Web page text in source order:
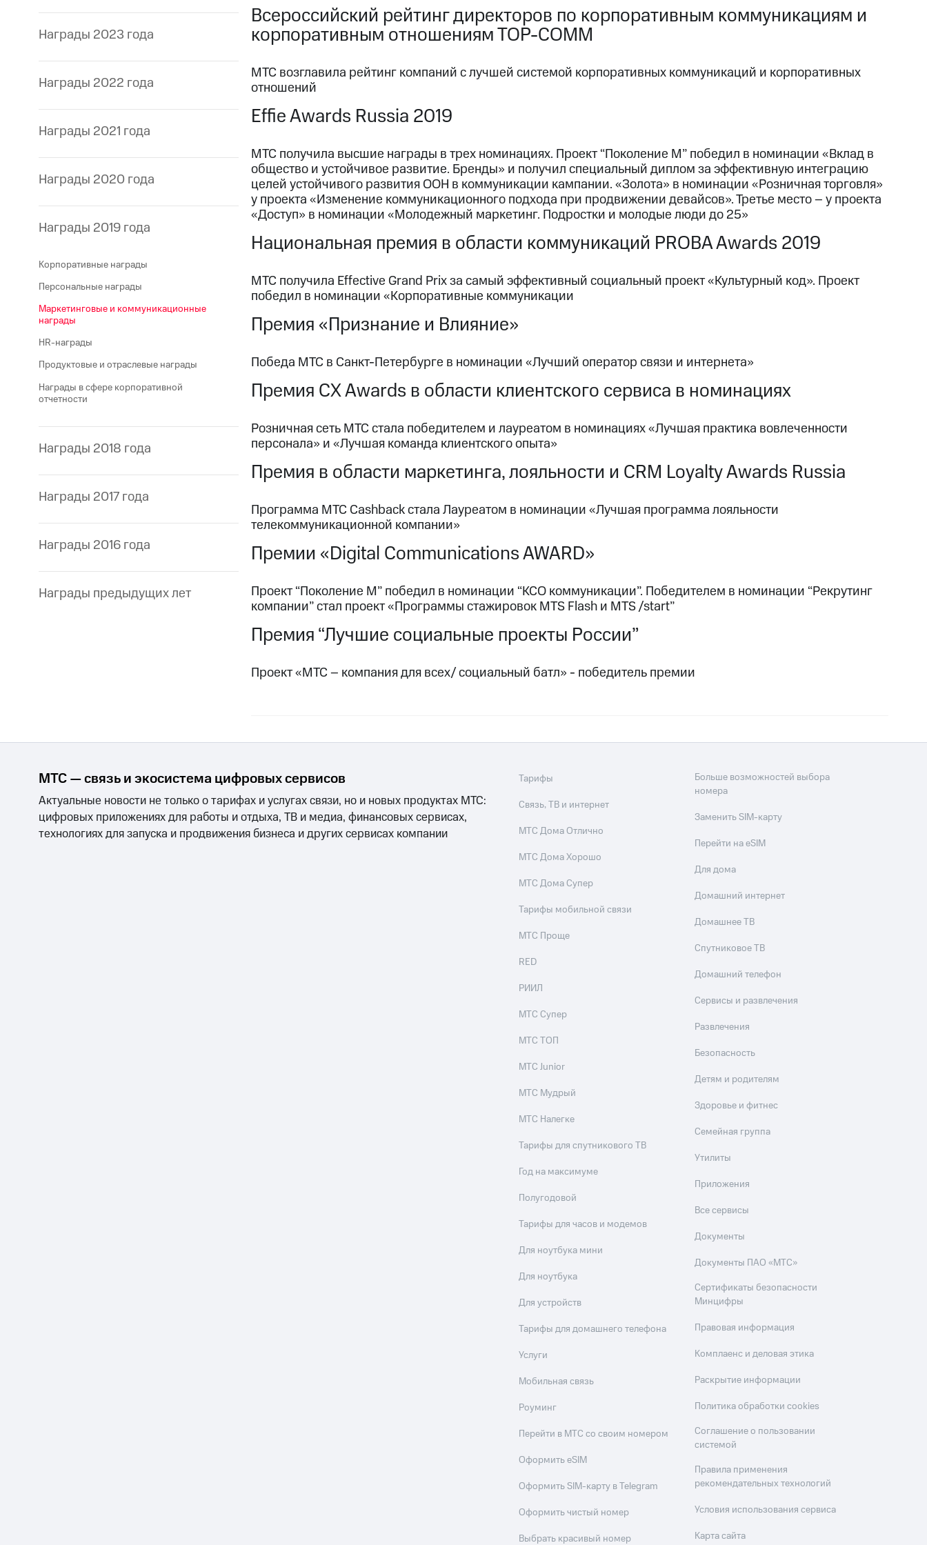
Награды 2023 года
Награды 2022 года
Награды 2021 года
Награды 2020 года
Награды 2019 года
Корпоративные награды
Персональные награды
Маркетинговые и коммуникационные
награды
HR-награды
Продуктовые и отраслевые награды
Награды в сфере корпоративной
отчетности
Награды 2018 года
Награды 2017 года
Награды 2016 года
Награды предыдущих лет
Всероссийский рейтинг директоров по корпоративным коммуникациям и
корпоративным отношениям ТОР-СОММ
МТС возглавила рейтинг компаний с лучшей системой корпоративных коммуникаций и корпоративных
отношений
Effie Awards Russia 2019
МТС получила высшие награды в трех номинациях. Проект “Поколение М” победил в номинации «Вклад в
общество и устойчивое развитие. Бренды» и получил специальный диплом за эффективную интеграцию
целей устойчивого развития ООН в коммуникации кампании. «Золота» в номинации «Розничная торговля»
у проекта «Изменение коммуникационного подхода при продвижении девайсов». Третье место – у проекта
«Доступ» в номинации «Молодежный маркетинг. Подростки и молодые люди до 25»
Национальная премия в области коммуникаций PROBA Awards 2019
МТС получила Effective Grand Prix за самый эффективный социальный проект «Культурный код». Проект
победил в номинации «Корпоративные коммуникации
Премия «Признание и Влияние»
Победа МТС в Санкт-Петербурге в номинации «Лучший оператор связи и интернета»
Премия CX Awards в области клиентского сервиса в номинациях
Розничная сеть МТС стала победителем и лауреатом в номинациях «Лучшая практика вовлеченности
персонала» и «Лучшая команда клиентского опыта»
Премия в области маркетинга, лояльности и CRM Loyalty Awards Russia
Программа МТС Cashback стала Лауреатом в номинации «Лучшая программа лояльности
телекоммуникационной компании»
Премии «Digital Communications AWARD»
Проект “Поколение М” победил в номинации “КСО коммуникации”. Победителем в номинации “Рекрутинг
компании” стал проект «Программы стажировок MTS Flash и MTS /start”
Премия “Лучшие социальные проекты России”
Проект «МТС – компания для всех/ социальный батл» - победитель премии
МТС — связь и экосистема цифровых сервисов
Актуальные новости не только о тарифах и услугах связи, но и новых продуктах МТС:
цифровых приложениях для работы и отдыха, ТВ и медиа, финансовых сервисах,
технологиях для запуска и продвижения бизнеса и других сервисах компании
Тарифы
Связь, ТВ и интернет
МТС Дома Отлично
МТС Дома Хорошо
МТС Дома Супер
Тарифы мобильной связи
МТС Проще
RED
РИИЛ
МТС Супер
МТС ТОП
МТС Junior
МТС Мудрый
МТС Налегке
Тарифы для спутникового ТВ
Год на максимуме
Полугодовой
Тарифы для часов и модемов
Для ноутбука мини
Для ноутбука
Для устройств
Тарифы для домашнего телефона
Услуги
Мобильная связь
Роуминг
Перейти в МТС со своим номером
Оформить eSIM
Оформить SIM-карту в Telegram
Оформить чистый номер
Выбрать красивый номер
Больше возможностей выбора
номера
Заменить SIM-карту
Перейти на eSIM
Для дома
Домашний интернет
Домашнее ТВ
Спутниковое ТВ
Домашний телефон
Сервисы и развлечения
Развлечения
Безопасность
Детям и родителям
Здоровье и фитнес
Семейная группа
Утилиты
Приложения
Все сервисы
Документы
Документы ПАО «МТС»
Сертификаты безопасности
Минцифры
Правовая информация
Комплаенс и деловая этика
Раскрытие информации
Политика обработки cookies
Соглашение о пользовании
системой
Правила применения
рекомендательных технологий
Условия использования сервиса
Карта сайта